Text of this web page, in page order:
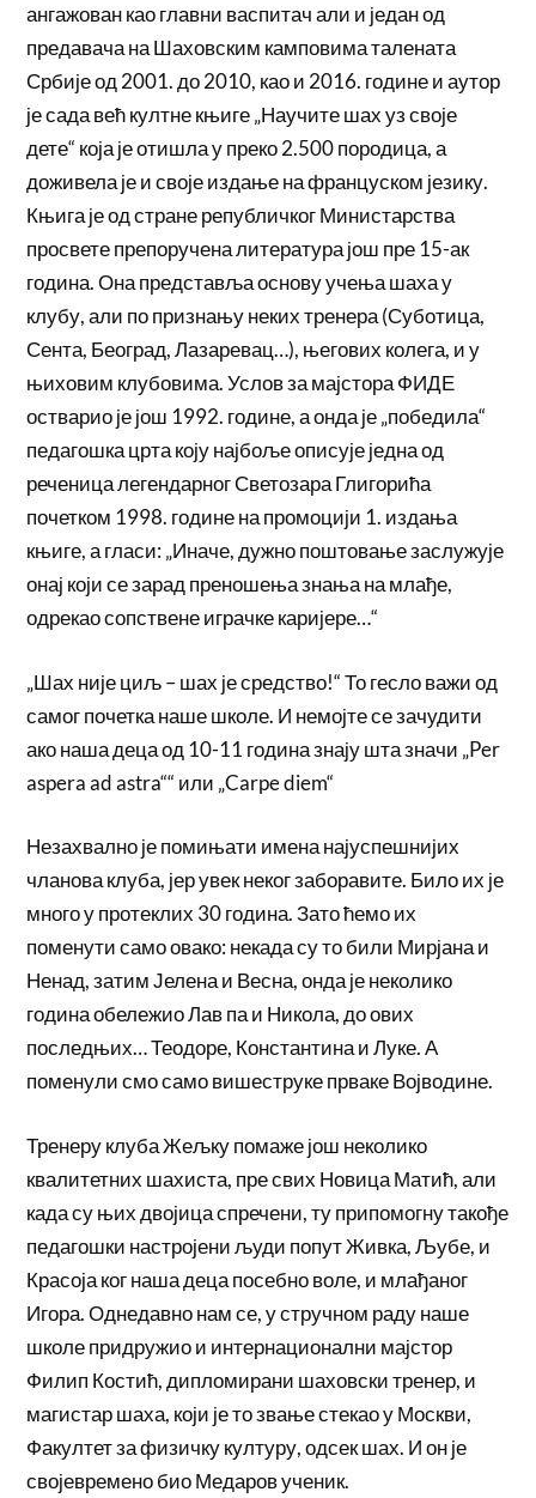
ангажован као главни васпитач али и један од
предавача на Шаховским камповима талената
Србије од 2001. до 2010, као и 2016. године и аутор
је сада већ култне књиге „Научите шах уз своје
дете“ која је отишла у преко 2.500 породица, а
доживела је и своје издање на француском језику.
Књига је од стране републичког Министарства
просвете препоручена литература још пре 15-ак
година. Она представља основу учења шаха у
клубу, али по признању неких тренера (Суботица,
Сента, Београд, Лазаревац…), његових колега, и у
њиховим клубовима. Услов за мајстора ФИДЕ
остварио је још 1992. године, а онда је „победила“
педагошка црта коју најбоље описује једна од
реченица легендарног Светозара Глигорића
почетком 1998. године на промоцији 1. издања
књиге, а гласи: „Иначе, дужно поштовање заслужује
онај који се зарад преношења знања на млађе,
одрекао сопствене играчке каријере…“
„Шах није циљ – шах је средство!“ То гесло важи од
самог почетка наше школе. И немојте се зачудити
ако наша деца од 10-11 година знају шта значи „Per
aspera ad astra““ или „Carpe diem“
Незахвално је помињати имена најуспешнијих
чланова клуба, јер увек неког заборавите. Било их је
много у протеклих 30 година. Зато ћемо их
поменути само овако: некада су то били Мирјана и
Ненад, затим Јелена и Весна, онда је неколико
година обележио Лав па и Никола, до ових
последњих… Теодоре, Константина и Луке. А
поменули смо само вишеструке прваке Војводине.
Тренеру клуба Жељку помаже још неколико
квалитетних шахиста, пре свих Новица Матић, али
када су њих двојица спречени, ту припомогну такође
педагошки настројени људи попут Живка, Љубе, и
Красоја ког наша деца посебно воле, и млађаног
Игора. Однедавно нам се, у стручном раду наше
школе придружио и интернационални мајстор
Филип Костић, дипломирани шаховски тренер, и
магистар шаха, који је то звање стекао у Москви,
Факултет за физичку културу, одсек шах. И он је
својевремено био Медаров ученик.